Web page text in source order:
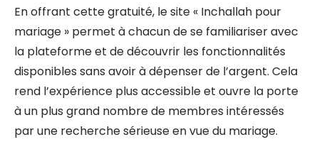
En offrant cette gratuité, le site « Inchallah pour
mariage » permet à chacun de se familiariser avec
la plateforme et de découvrir les fonctionnalités
disponibles sans avoir à dépenser de l’argent. Cela
rend l’expérience plus accessible et ouvre la porte
à un plus grand nombre de membres intéressés
par une recherche sérieuse en vue du mariage.